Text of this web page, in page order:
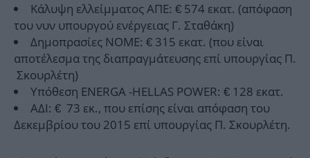
Κάλυψη ελλείμματος ΑΠΕ: € 574 εκατ. (απόφαση
του νυν υπουργού ενέργειας Γ. Σταθάκη)
Δημοπρασίες ΝΟΜΕ: € 315 εκατ. (που είναι
αποτέλεσμα της διαπραγμάτευσης επί υπουργίας Π.
Σκουρλέτη)
Υπόθεση ENERGA -HELLAS POWER: € 128 εκατ.
ΑΔΙ: € 73 εκ., που επίσης είναι απόφαση του
Δεκεμβρίου του 2015 επί υπουργίας Π. Σκουρλέτη.